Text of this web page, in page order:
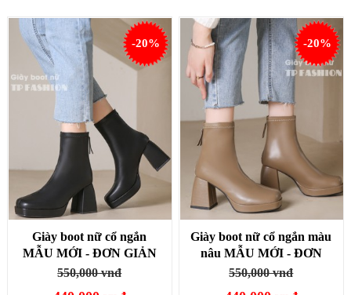
Giày boot nữ cổ ngắn
MẪU MỚI - ĐƠN GIẢN
đế cong cao 8cm MŨI
550,000 vnđ
-20%
Giày boot nữ cổ ngắn màu
nâu MẪU MỚI - ĐƠN
GIẢN đế cong cao 8cm
550,000 vnđ
-20%